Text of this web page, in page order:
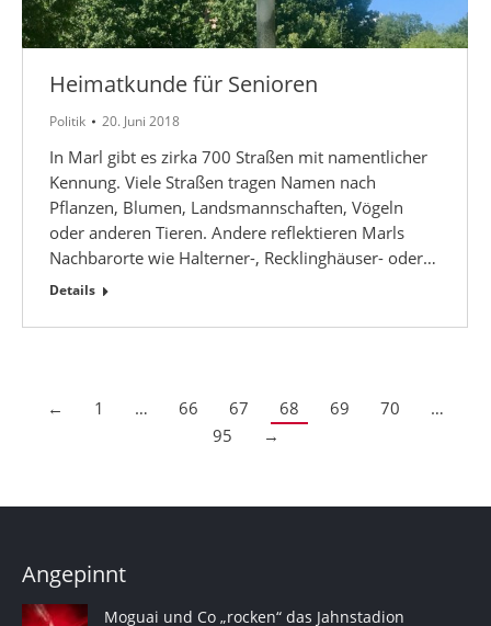
Heimatkunde für Senioren
Politik 20. Juni 2018
In Marl gibt es zirka 700 Straßen mit namentlicher
Kennung. Viele Straßen tragen Namen nach
Pflanzen, Blumen, Landsmannschaften, Vögeln
oder anderen Tieren. Andere reflektieren Marls
Nachbarorte wie Halterner-, Recklinghäuser- oder…
Details
← 1 … 66 67 68 69 70
…
95
→
Angepinnt
Moguai und Co „rocken“ das Jahnstadion